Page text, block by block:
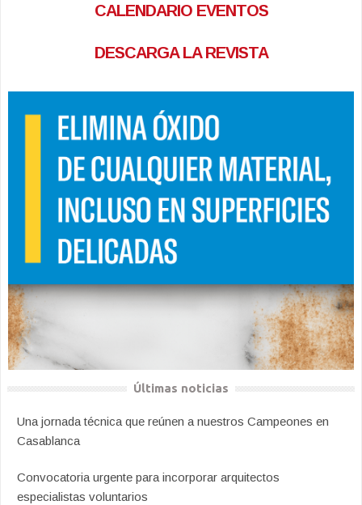
CALENDARIO EVENTOS
DESCARGA LA REVISTA
Últimas noticias
Una jornada técnica que reúnen a nuestros Campeones en
Casablanca
Convocatoria urgente para incorporar arquitectos
especialistas voluntarios